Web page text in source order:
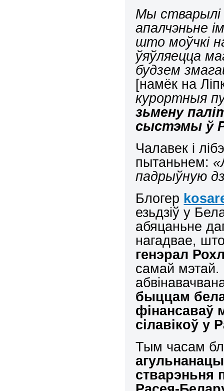
Мы стварылі
апалчэньне
што моўчкі
ўяўляецца
будзем
[намёк на
курортныя
зьмену
сыстэмы ў
Чалавек і
пытаньнем:
падрыўную
Блогер
езьдзіў у
абяцаньне
нагадвае,
генэрал
самай мэтай.
быццам
фінансаваў
сілавікоў у
Тым часам
стварэньня